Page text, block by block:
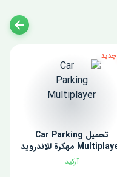
جديد
تحميل Car Parking
Multiplayer مهكرة للاندرويد
اخر اصدار
آركيد